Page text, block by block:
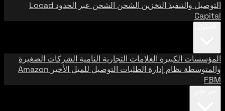
التوصيل والتنفيذ التخزين الشحن الشحن عبر الحدود Locad
Capital
المؤسسات الكبيرة العلامات التجارية النامية الشركات الصغيرة
والمتوسطة نظام إدارة الطلبات التوصيل للميل الأخير Amazon
FBM